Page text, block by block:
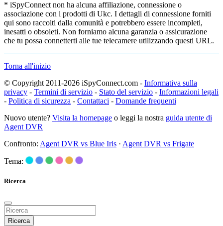
* iSpyConnect non ha alcuna affiliazione, connessione o
associazione con i prodotti di Ukc. I dettagli di connessione forniti
qui sono raccolti dalla comunità e potrebbero essere incompleti,
inesatti o obsoleti. Non forniamo alcuna garanzia o assicurazione
che tu possa connetterti alle tue telecamere utilizzando questi URL.
Torna all'inizio
© Copyright 2011-2026 iSpyConnect.com - Informativa sulla
privacy - Termini di servizio - Stato del servizio - Informazioni legali
- Politica di sicurezza - Contattaci - Domande frequenti
Nuovo utente? Visita la homepage o leggi la nostra guida utente di
Agent DVR
Confronto: Agent DVR vs Blue Iris · Agent DVR vs Frigate
Tema:
Ricerca
Ricerca